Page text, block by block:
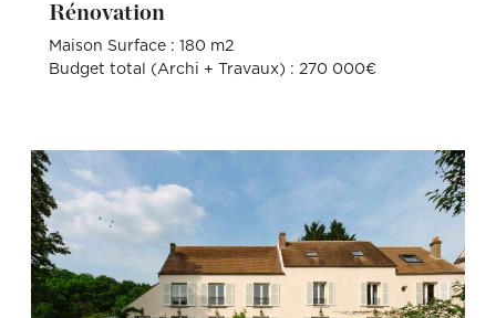
Rénovation
Maison Surface : 180 m2
Budget total (Archi + Travaux) : 270 000€